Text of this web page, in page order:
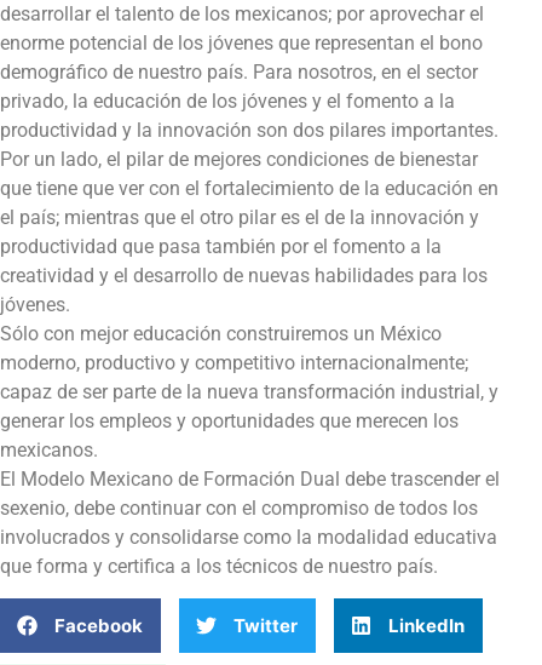
desarrollar el talento de los mexicanos; por aprovechar el
enorme potencial de los jóvenes que representan el bono
demográfico de nuestro país. Para nosotros, en el sector
privado, la educación de los jóvenes y el fomento a la
productividad y la innovación son dos pilares importantes.
Por un lado, el pilar de mejores condiciones de bienestar
que tiene que ver con el fortalecimiento de la educación en
el país; mientras que el otro pilar es el de la innovación y
productividad que pasa también por el fomento a la
creatividad y el desarrollo de nuevas habilidades para los
jóvenes.
Sólo con mejor educación construiremos un México
moderno, productivo y competitivo internacionalmente;
capaz de ser parte de la nueva transformación industrial, y
generar los empleos y oportunidades que merecen los
mexicanos.
El Modelo Mexicano de Formación Dual debe trascender el
sexenio, debe continuar con el compromiso de todos los
involucrados y consolidarse como la modalidad educativa
que forma y certifica a los técnicos de nuestro país.
Facebook Twitter LinkedIn